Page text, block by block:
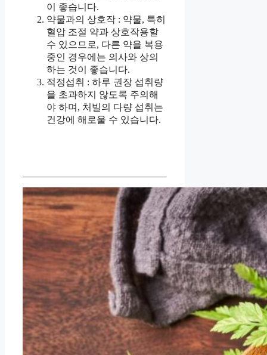
이 좋습니다.
약물과의 상호작 : 약물, 특히
혈압 조절 약과 상호작용할
수 있으므로, 다른 약을 복용
중인 경우에는 의사와 상의
하는 것이 좋습니다.
적정섭취 : 하루 권장 섭취량
을 초과하지 않도록 주의해
야 하며, 처빌의 다량 섭취는
건강에 해로울 수 있습니다.